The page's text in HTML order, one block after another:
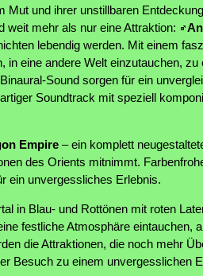
Mut und ihrer unstillbaren
weit mehr als nur eine Attraktion:
lebendig werden. Mit einem
in eine andere Welt einzutauchen,
Sound sorgen für ein
Soundtrack mit speziell
Empire – ein komplett
des Orients mitnimmt.
ein unvergessliches Erlebnis.
in Blau- und Rottönen mit roten
festliche Atmosphäre eintauchen,
die Attraktionen, die noch mehr
Besuch zu einem unvergesslichen